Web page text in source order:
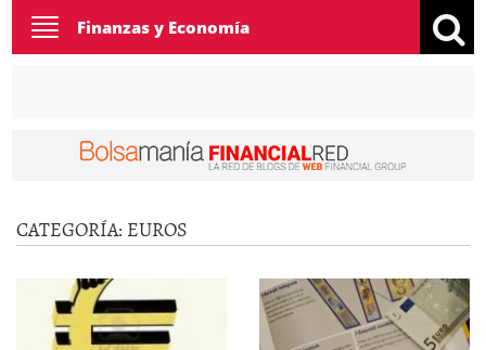
Toggle
navigation
Finanzas y Economía
CATEGORÍA: EUROS